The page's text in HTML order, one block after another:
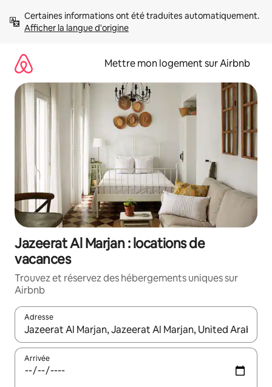
directement
Afficher la langue d'origine
Mettre mon logement sur Airbnb
Jazeerat Al Marjan : locations de
vacances
Trouvez et réservez des hébergements uniques sur
Airbnb
Adresse
Lorsque les résultats s'affichent, utilisez les flèches vers le
Arrivée